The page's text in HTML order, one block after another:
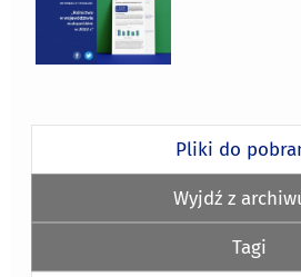
Pliki do
Wyjdź z
Tagi